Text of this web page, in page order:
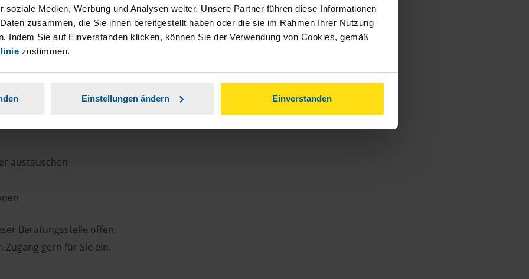
soziale Medien, Werbung und Analysen weiter. Unsere Partner führen diese Informationen
zusammen, die Sie ihnen bereitgestellt haben oder die sie im Rahmen Ihrer Nutzung
Indem Sie auf Einverstanden klicken, können Sie der Verwendung von Cookies, gemäß
zustimmen.
Einstellungen ändern Einverstanden
Zeit und Porto sparen und jederzeit
austauschen
Beratungsstelle offen.
gern für Sie ein.